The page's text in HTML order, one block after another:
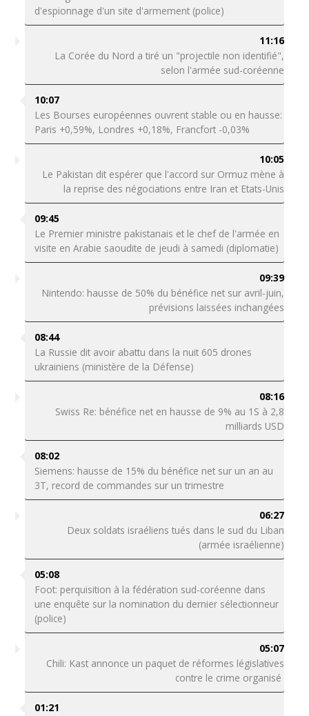
d'espionnage d'un site d'armement (police)
11:16
La Corée du Nord a tiré un "projectile non identifié",
selon l'armée sud-coréenne
10:07
Les Bourses européennes ouvrent stable ou en hausse:
Paris +0,59%, Londres +0,18%, Francfort -0,03%
10:05
Le Pakistan dit espérer que l'accord sur Ormuz mène à
la reprise des négociations entre Iran et Etats-Unis
09:45
Le Premier ministre pakistanais et le chef de l'armée en
visite en Arabie saoudite de jeudi à samedi (diplomatie)
09:39
Nintendo: hausse de 50% du bénéfice net sur avril-juin,
prévisions laissées inchangées
08:44
La Russie dit avoir abattu dans la nuit 605 drones
ukrainiens (ministère de la Défense)
08:16
Swiss Re: bénéfice net en hausse de 9% au 1S à 2,8
milliards USD
08:02
Siemens: hausse de 15% du bénéfice net sur un an au
3T, record de commandes sur un trimestre
06:27
Deux soldats israéliens tués dans le sud du Liban
(armée israélienne)
05:08
Foot: perquisition à la fédération sud-coréenne dans
une enquête sur la nomination du dernier sélectionneur
(police)
05:07
Chili: Kast annonce un paquet de réformes législatives
contre le crime organisé
01:21